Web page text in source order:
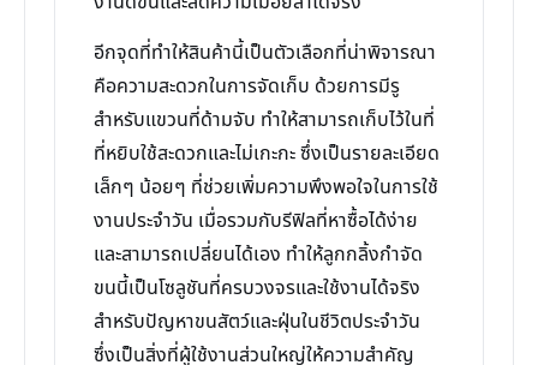
อีกจุดที่ทำให้สินค้านี้เป็นตัวเลือกที่น่าพิจารณา
คือความสะดวกในการจัดเก็บ ด้วยการมีรู
สำหรับแขวนที่ด้ามจับ ทำให้สามารถเก็บไว้ในที่
ที่หยิบใช้สะดวกและไม่เกะกะ ซึ่งเป็นรายละเอียด
เล็กๆ น้อยๆ ที่ช่วยเพิ่มความพึงพอใจในการใช้
งานประจำวัน เมื่อรวมกับรีฟิลที่หาซื้อได้ง่าย
และสามารถเปลี่ยนได้เอง ทำให้ลูกกลิ้งกำจัด
ขนนี้เป็นโซลูชันที่ครบวงจรและใช้งานได้จริง
สำหรับปัญหาขนสัตว์และฝุ่นในชีวิตประจำวัน
ซึ่งเป็นสิ่งที่ผู้ใช้งานส่วนใหญ่ให้ความสำคัญ